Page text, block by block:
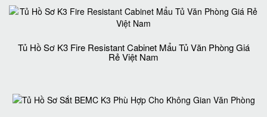
Tủ Hồ Sơ K3 Fire Resistant Cabinet Mẩu Tủ Văn Phòng Giá
Rẻ Việt Nam